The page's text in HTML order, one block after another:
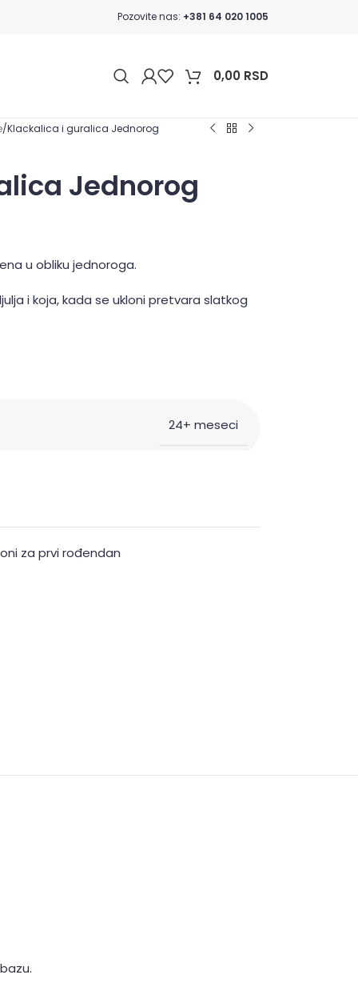
Pozovite nas: +381 64 020 1005
0,00 RSD
Klackalica i guralica Jednorog
Jednorog
u obliku jednoroga.
i koja, kada se ukloni pretvara slatkog
24+ meseci
za prvi rođendan